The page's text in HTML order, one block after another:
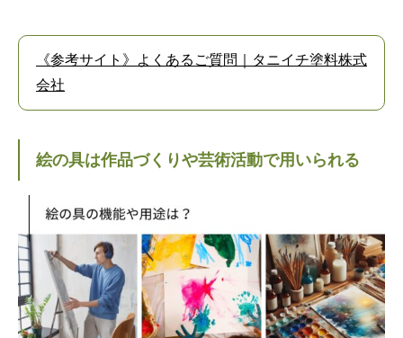
《参考サイト》よくあるご質問｜タニイチ塗料株式
会社
絵の具は作品づくりや芸術活動で用いられる